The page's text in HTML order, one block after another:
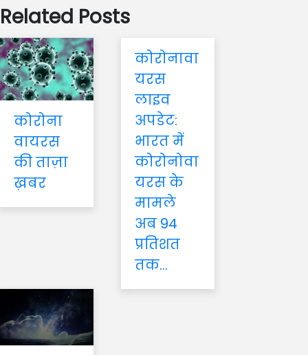
Related Posts
कोरोना
वायरस
की ताज़ा
ख़बर
कोरोनावा
यरस
लाइव
अपडेट:
भारत में
कोरोनोवा
यरस के
मामले
अब 94
प्रतिशत
तक...